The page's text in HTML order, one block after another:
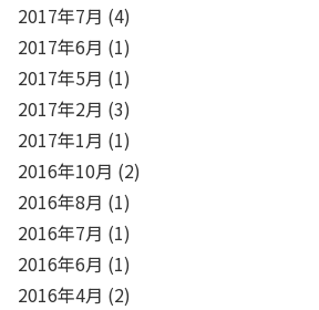
2017年7月 (4)
2017年6月 (1)
2017年5月 (1)
2017年2月 (3)
2017年1月 (1)
2016年10月 (2)
2016年8月 (1)
2016年7月 (1)
2016年6月 (1)
2016年4月 (2)